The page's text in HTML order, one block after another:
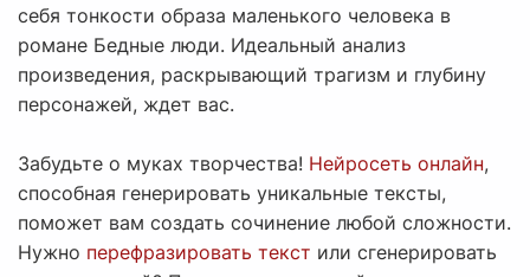
себя тонкости образа маленького человека в
романе Бедные люди. Идеальный анализ
произведения, раскрывающий трагизм и глубину
персонажей, ждет вас.
Забудьте о муках творчества! Нейросеть онлайн,
способная генерировать уникальные тексты,
поможет вам создать сочинение любой сложности.
Нужно перефразировать текст или сгенерировать